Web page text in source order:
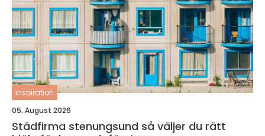
inspiration
05. August 2026
Städfirma stenungsund så väljer du rätt